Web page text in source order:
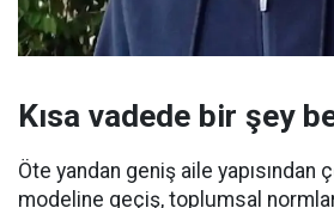
Kısa vadede bir şey
Öte yandan geniş aile yapısından
modeline geçiş, toplumsal